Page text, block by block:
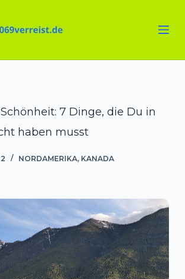
7 Dinge, die Du in
haben musst
NORDAMERIKA, KANADA